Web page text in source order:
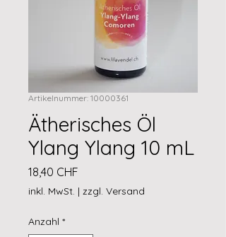
Artikelnummer: 10000361
Ätherisches Öl
Ylang Ylang 10 mL
18,40 CHF
inkl. MwSt. | zzgl. Versand
Anzahl *